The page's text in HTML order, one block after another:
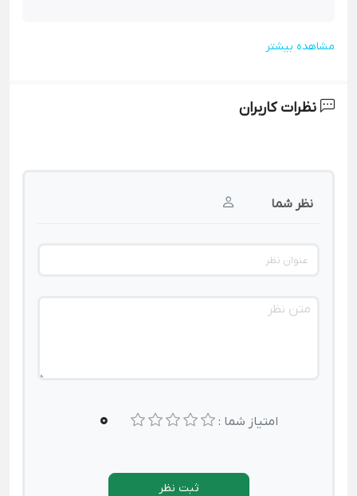
مشاهده بیشتر
نظرات کاربران
نظر شما
امتیاز شما : 0
ثبت نظر